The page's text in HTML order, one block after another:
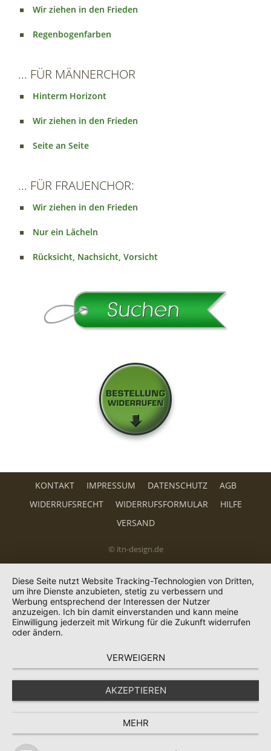
Wir ziehen in den Frieden
Regenbogenfarben
... FÜR MÄNNERCHOR
Hinterm Horizont
Wir ziehen in den Frieden
Seite an Seite
... FÜR FRAUENCHOR:
Wir ziehen in den Frieden
Nur ein Lächeln
Rücksicht, Nachsicht, Vorsicht
KONTAKT IMPRESSUM DATENSCHUTZ
AGB
WIDERRUFSRECHT
WIDERRUFSFORMULAR
HILFE
VERSAND
© itn-design.de
Diese Seite nutzt Website Tracking-Technologien von Dritten,
um ihre Dienste anzubieten, stetig zu verbessern und
Werbung entsprechend der Interessen der Nutzer
anzuzeigen. Ich bin damit einverstanden und kann meine
Einwilligung jederzeit mit Wirkung für die Zukunft widerrufen
oder ändern.
VERWEIGERN
AKZEPTIEREN
MEHR